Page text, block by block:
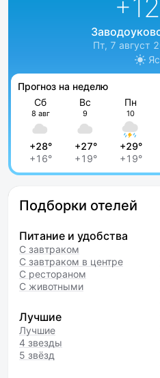
+12
Пт, 7 август
Прогноз на неделю
Сб
8 авг
+28°
+16°
Вс
9
+27°
+19°
Пн
10
+29°
+19°
Подборки отелей
Питание и удобства
С завтраком
С завтраком в центре
С рестораном
С животными
Лучшие
Лучшие
4 звезды
5 звёзд